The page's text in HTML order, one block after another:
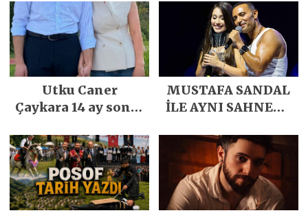
eğlenceyle
renkleniyor
Utku Caner
Çaykara 14 ay sonra
kavuştu
MUSTAFA SANDAL
İLE AYNI SAHNEDE